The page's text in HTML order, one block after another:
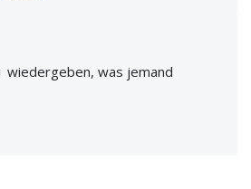
wiedergeben, was jemand